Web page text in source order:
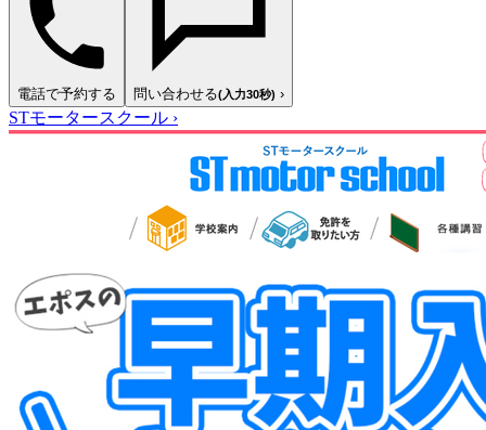
電話で予約する 問い合わせる(入力30秒) ›
STモータースクール ›